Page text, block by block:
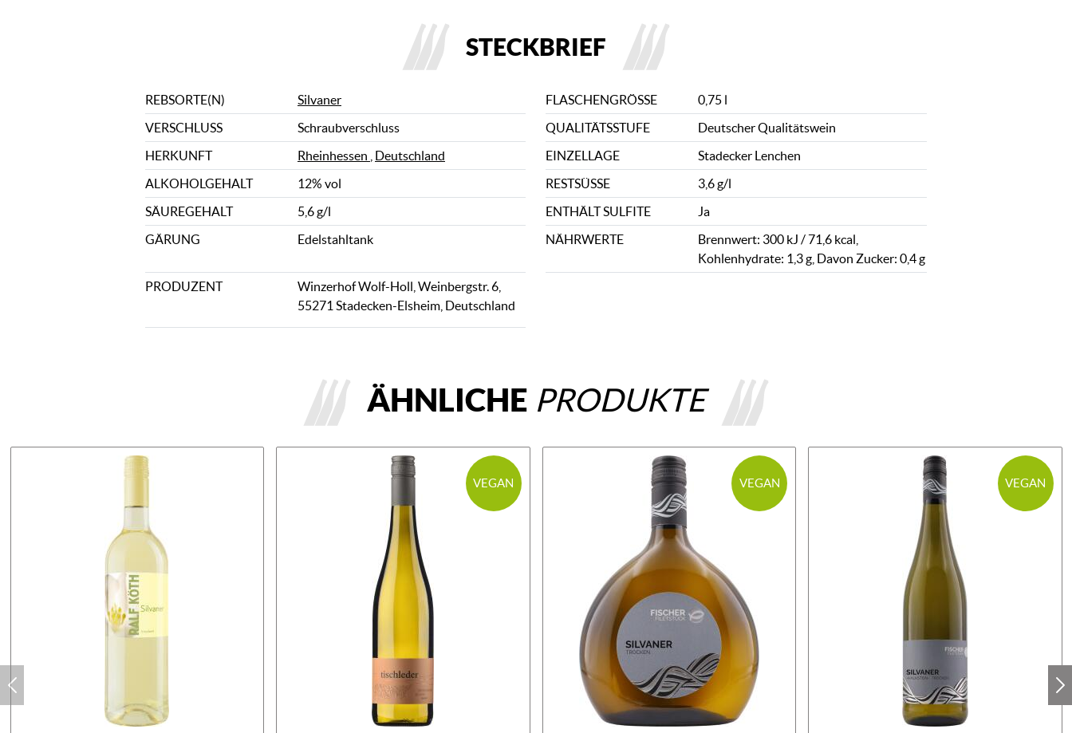
STECKBRIEF
REBSORTE(N) Silvaner FLASCHENGRÖSSE
0,75 l
VERSCHLUSS
Schraubverschluss QUALITÄTSSTUFE
Deutscher Qualitätswein
HERKUNFT
Rheinhessen Deutschland EINZELLAGE
Stadecker Lenchen
ALKOHOLGEHALT
12% vol RESTSÜSSE
3,6 g/l
SÄUREGEHALT
5,6 g/l ENTHÄLT SULFITE
Ja
GÄRUNG
Edelstahltank NÄHRWERTE
Brennwert: 300 kJ / 71,6 kcal,
Kohlenhydrate: 1,3 g, Davon Zucker: 0,4 g
PRODUZENT
Winzerhof Wolf-Holl, Weinbergstr. 6,
55271 Stadecken-Elsheim, Deutschland
ÄHNLICHE PRODUKTE
VEGAN VEGAN VEGAN